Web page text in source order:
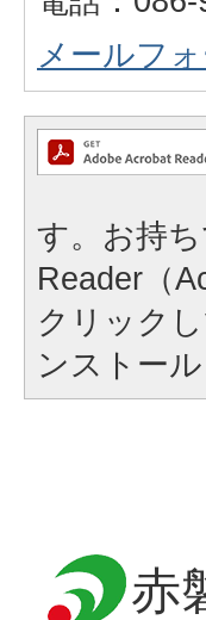
メールフ
す。お持
Reader（
クリック
ンストー
赤